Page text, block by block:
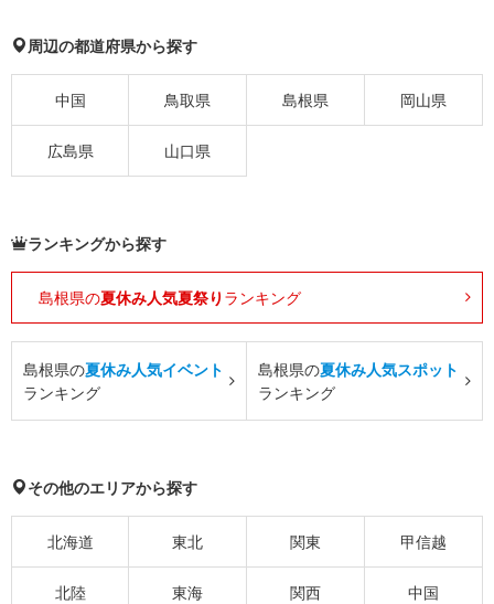
周辺の都道府県から探す
中国 鳥取県 島根県 岡山県
広島県 山口県
ランキングから探す
島根県の夏休み人気夏祭り ランキング
島根県の夏休み人気イベント
ランキング
島根県の夏休み人気スポット
ランキング
その他のエリアから探す
北海道 東北 関東 甲信越
北陸 東海 関西 中国